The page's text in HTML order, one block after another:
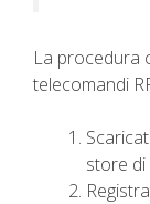
La procedura
telecomandi
store di